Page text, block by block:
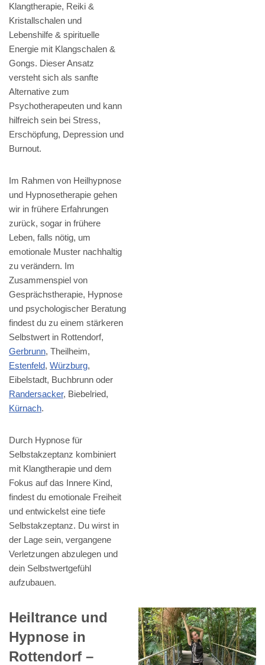
Klangtherapie, Reiki &
Kristallschalen und
Lebenshilfe & spirituelle
Energie mit Klangschalen &
Gongs. Dieser Ansatz
versteht sich als sanfte
Alternative zum
Psychotherapeuten und kann
hilfreich sein bei Stress,
Erschöpfung, Depression und
Burnout.
Im Rahmen von Heilhypnose
und Hypnosetherapie gehen
wir in frühere Erfahrungen
zurück, sogar in frühere
Leben, falls nötig, um
emotionale Muster nachhaltig
zu verändern. Im
Zusammenspiel von
Gesprächstherapie, Hypnose
und psychologischer Beratung
findest du zu einem stärkeren
Selbstwert in Rottendorf,
Gerbrunn, Theilheim,
Estenfeld, Würzburg,
Eibelstadt, Buchbrunn oder
Randersacker, Biebelried,
Kürnach.
Durch Hypnose für
Selbstakzeptanz kombiniert
mit Klangtherapie und dem
Fokus auf das Innere Kind,
findest du emotionale Freiheit
und entwickelst eine tiefe
Selbstakzeptanz. Du wirst in
der Lage sein, vergangene
Verletzungen abzulegen und
dein Selbstwertgefühl
aufzubauen.
Heiltrance und
Hypnose in
Rottendorf –